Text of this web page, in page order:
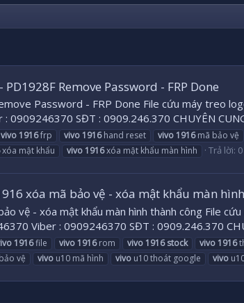
Remove Password - FRP Done
Password - FRP Done File cứu máy treo
0909246370 SĐT : 0909.246.370 CHUYÊN
vivo 1916frp vivo 1916hand reset vivo 1916mã bảo vệ
xóa mật khẩu vivo 1916xóa mật khẩu màn hình Trả lời: 0
xóa mã bảo vệ - xóa mật khẩu màn
vệ - xóa mật khẩu màn hình thành công File
Viber : 0909246370 SĐT : 0909.246.370
1916file vivo 1916rom vivo 1916 stock vivo 1916
vệ vivo u10 mã hình vivo u10 thoát google vivo